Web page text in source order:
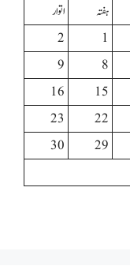
ہفتہ
اتوار
1
2
8
9
15
16
22
23
29
30